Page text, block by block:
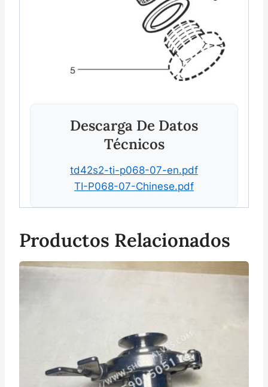
Descarga De Datos
Técnicos
td42s2-ti-p068-07-en.pdf
TI-P068-07-Chinese.pdf
Productos Relacionados